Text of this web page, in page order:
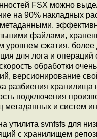
FSX можно
на 90% накладных
файлами,
уровнем сжатия, более
для лога и операций
обработки
версионирование
разбиения хранилища
подключения
метаданных и систем
утилита svnfsfs для
с хранилищем